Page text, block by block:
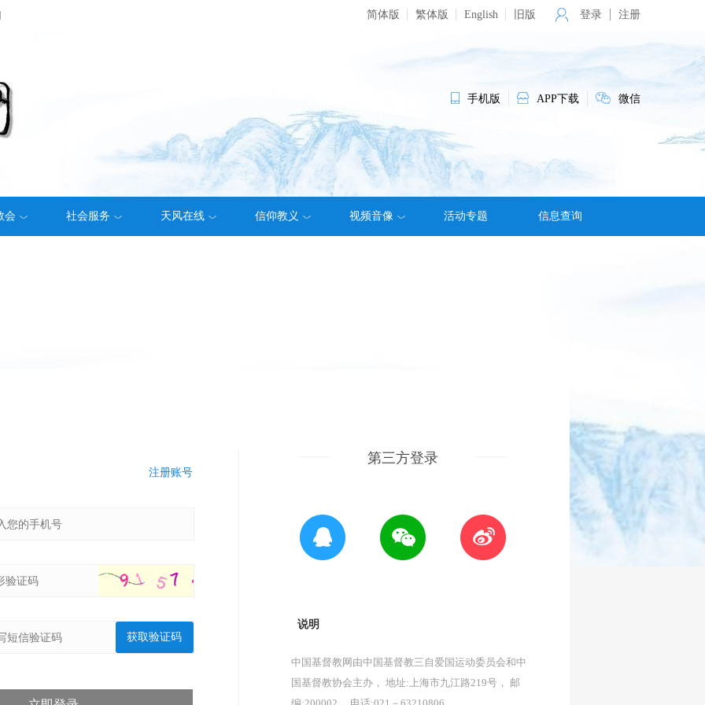
简体版 繁体版 English 旧版 登录 注册
手机版 APP下载 微信
会 社会服务 天风在线 信仰教义 视频音像 活动专题 信息查询
注册账号
获取验证码
第三方登录
说明
中国基督教网由中国基督教三自爱国运动委员会和中
国基督教协会主办， 地址:上海市九江路219号， 邮